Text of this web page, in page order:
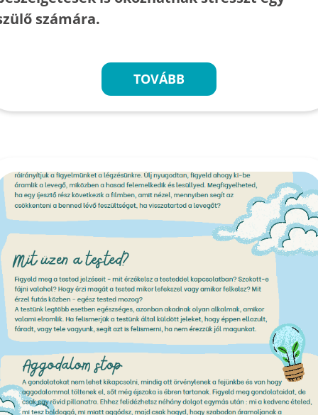
számára.
TOVÁBB